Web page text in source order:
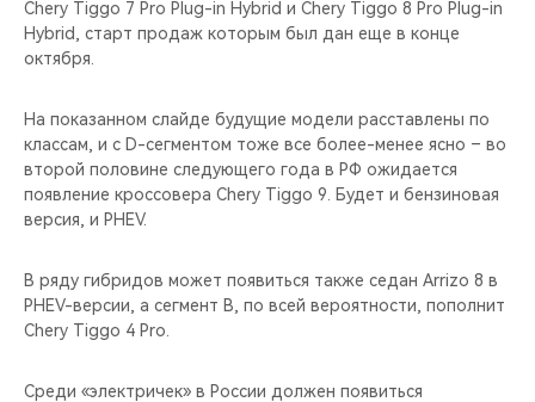
Chery Tiggo 7 Pro Plug-in Hybrid и Chery Tiggo 8 Pro Plug-in
Hybrid, старт продаж которым был дан еще в конце
октября.
На показанном слайде будущие модели расставлены по
классам, и с D-сегментом тоже все более-менее ясно – во
второй половине следующего года в РФ ожидается
появление кроссовера Chery Tiggo 9. Будет и бензиновая
версия, и PHEV.
В ряду гибридов может появиться также седан Arrizo 8 в
PHEV-версии, а сегмент B, по всей вероятности, пополнит
Chery Tiggo 4 Pro.
Среди «электричек» в России должен появиться